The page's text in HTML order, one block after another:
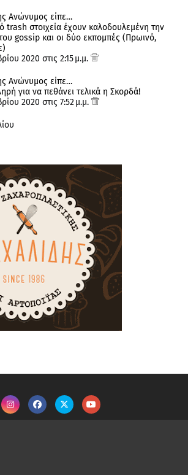
Ανώνυμος είπε…
trash στοιχεία έχουν καλοδουλεμένη την
gossip και οι δύο εκπομπές (Πρωινό,
2020 στις 2:15 μ.μ.
Ανώνυμος είπε…
για να πεθάνει τελικά η Σκορδά!
2020 στις 7:52 μ.μ.